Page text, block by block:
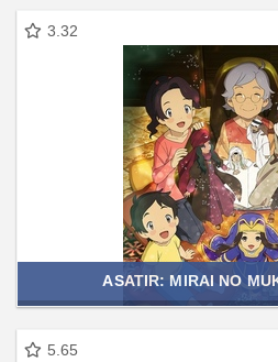
3.32
ASATIR: MIRAI NO
5.65